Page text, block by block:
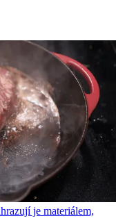
je materiálem,